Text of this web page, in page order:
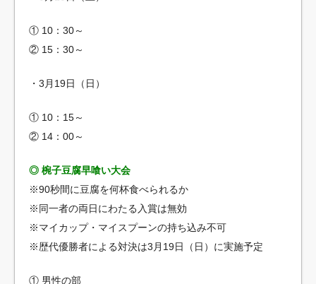
① 10：30～
② 15：30～
・3月19日（日）
① 10：15～
② 14：00～
◎ 椀子豆腐早喰い大会
※90秒間に豆腐を何杯食べられるか
※同一者の両日にわたる入賞は無効
※マイカップ・マイスプーンの持ち込み不可
※歴代優勝者による対決は3月19日（日）に実施予定
① 男性の部